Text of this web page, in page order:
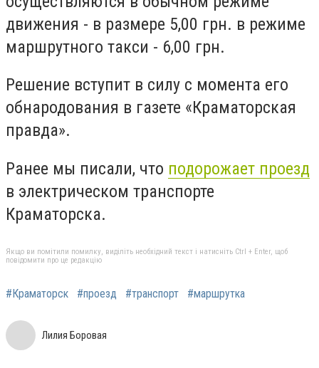
движения - в размере 5,00 грн. в режиме
маршрутного такси - 6,00 грн.
Решение вступит в силу с момента его
обнародования в газете «Краматорская
правда».
Ранее мы писали, что подорожает проезд
в электрическом транспорте
Краматорска.
Якщо ви помітили помилку, виділіть необхідний текст і натисніть Ctrl + Enter, щоб
повідомити про це редакцію
#Краматорск #проезд #транспорт #маршрутка
Лилия Боровая